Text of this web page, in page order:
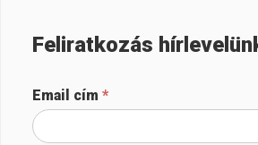
Feliratkozás
Email cím *